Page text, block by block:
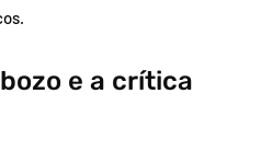
e a crítica